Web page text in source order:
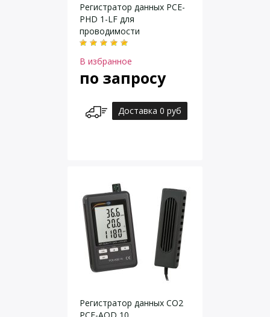
Регистратор данных PCE-
PHD 1-LF для
проводимости
В избранное
по запросу
Доставка 0 руб
Регистратор данных CO2